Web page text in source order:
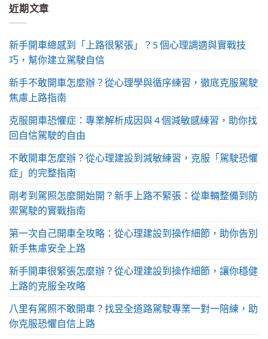
近期文章
新手開車總感到「上路很緊張」？5 個心理調適與實戰技
巧，幫你建立駕駛自信
新手不敢開車怎麼辦？從心理學與循序練習，徹底克服駕駛
焦慮上路指南
克服開車恐懼症：專業解析成因與 4 個減敏感練習，助你找
回自信駕駛的自由
不敢開車怎麼辦？從心理建設到減敏練習，克服「駕駛恐懼
症」的完整指南
剛考到駕照怎麼開始開？新手上路不緊張：從車輛整備到防
禦駕駛的實戰指南
第一次自己開車全攻略：從心理建設到操作細節，助你告別
新手焦慮安全上路
新手開車很緊張怎麼辦？從心理建設到操作細節，讓你穩健
上路的克服全攻略
八里有駕照不敢開車？找昱全道路駕駛專業一對一陪練，助
你克服恐懼自信上路